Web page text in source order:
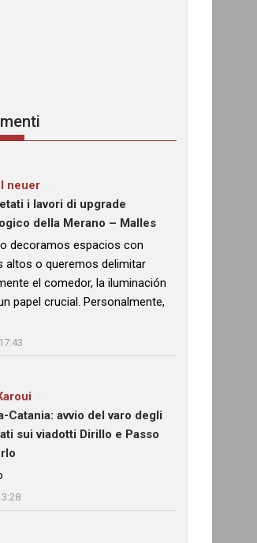
neuer
i lavori di upgrade
della Merano – Malles
decoramos espacios con
altos o queremos delimitar
el comedor, la iluminación
papel crucial. Personalmente,
Catania: avvio del varo degli
sui viadotti Dirillo e Passo